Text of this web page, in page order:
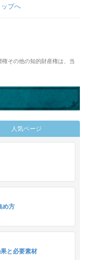
プへ
その他の知的財産権は、当
人気ページ
め方
と必要素材